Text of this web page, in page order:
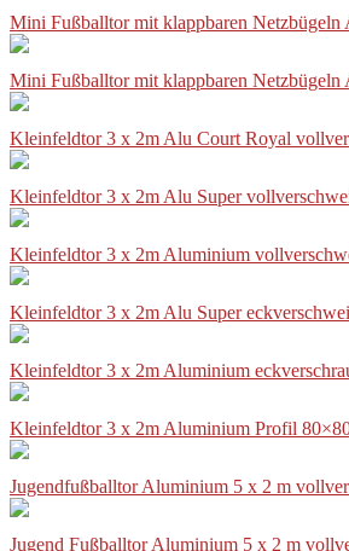
Mini Fußballtor mit klappbaren
Mini Fußballtor mit klappbaren
Kleinfeldtor 3 x 2m Alu Court Royal
Kleinfeldtor 3 x 2m Alu Super
Kleinfeldtor 3 x 2m Aluminium
Kleinfeldtor 3 x 2m Alu Super
Kleinfeldtor 3 x 2m Aluminium
Kleinfeldtor 3 x 2m Aluminium Profil
Jugendfußballtor Aluminium 5 x 2 m
Jugend Fußballtor Aluminium 5 x 2 m